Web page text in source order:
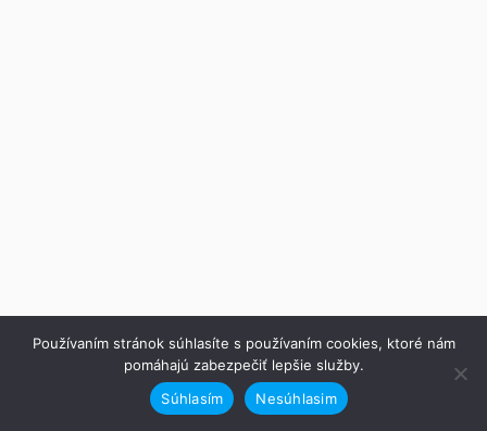
Používaním stránok súhlasíte s používaním cookies, ktoré nám
pomáhajú zabezpečiť lepšie služby.
Súhlasím
Nesúhlasim